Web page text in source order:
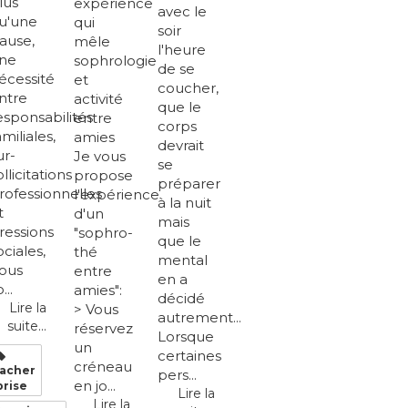
Lire la
suite...
lacher
qui
mêle
sophrologie
et
activité
entre
amies
Je vous
propose
l'expérience
d'un
"sophro-
thé
entre
amies":
> Vous
réservez
un
créneau
en jo...
Lire la
avec le
soir
l'heure
de se
coucher,
que le
corps
devrait
se
préparer
à la nuit
mais
que le
mental
en a
décidé
autrement...
Lorsque
certaines
pers...
Lire la